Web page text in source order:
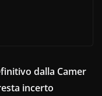
dalla Camer
incerto